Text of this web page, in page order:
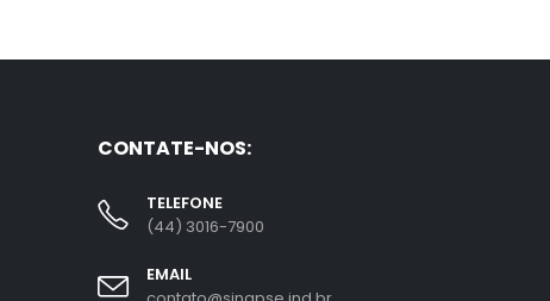
CONTATE-NOS:
TELEFONE
(44) 3016-7900
EMAIL